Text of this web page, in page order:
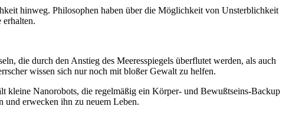
hinweg. Philosophen haben über die Möglichkeit von Unsterblichkeit
die durch den Anstieg des Meeresspiegels überflutet werden, als auch
wissen sich nur noch mit bloßer Gewalt zu helfen.
kleine Nanorobots, die regelmäßig ein Körper- und Bewußtseins-Backup
und erwecken ihn zu neuem Leben.